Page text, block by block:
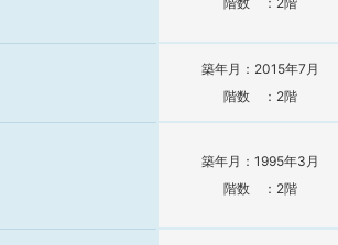
築年月：2015年7月
階数 ：2階
築年月：1995年3月
階数 ：2階